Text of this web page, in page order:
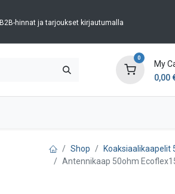
B2B-hinnat ja tarjoukset kirjautumalla
0
My
0,00
Shop
Koaksiaalikaapelit
Antennikaap 50ohm